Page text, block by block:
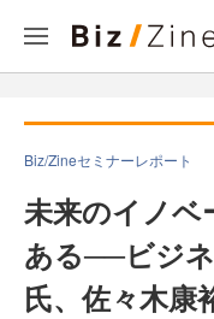
Biz/Zineセミナーレポート
未来のイノベ
ある──ビジ
氏、佐々木康